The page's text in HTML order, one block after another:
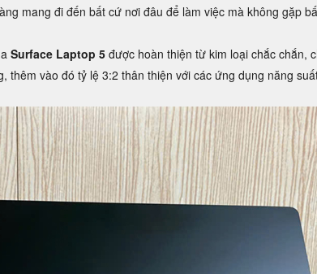
mang đi đến bất cứ nơi đâu để làm việc mà không gặp
Surface Laptop 5 được hoàn thiện từ kim loại chắc chắn,
vào đó tỷ lệ 3:2 thân thiện với các ứng dụng năng